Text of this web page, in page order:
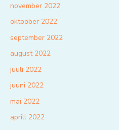
november 2022
oktoober 2022
september 2022
august 2022
juuli 2022
juuni 2022
mai 2022
aprill 2022